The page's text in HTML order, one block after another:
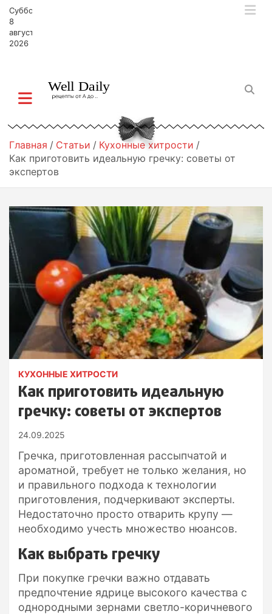
Суббота,
8
августа,
2026
Главная Статьи
Кухонные хитрости
Как приготовить идеальную гречку: советы от
экспертов
КУХОННЫЕ ХИТРОСТИ
Как приготовить идеальную
гречку: советы от экспертов
24.09.2025
Гречка, приготовленная рассыпчатой и
ароматной, требует не только желания, но
и правильного подхода к технологии
приготовления, подчеркивают эксперты.
Недостаточно просто отварить крупу —
необходимо учесть множество нюансов.
Как выбрать гречку
При покупке гречки важно отдавать
предпочтение ядрице высокого качества с
однородными зернами светло-коричневого